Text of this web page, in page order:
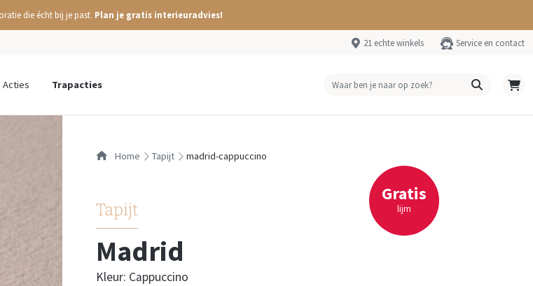
die écht bij je past. Plan je gratis interieuradvies!
21 echte winkels Service en contact
Acties Trapacties
Home tapijt madrid-cappuccino
Tapijt
Madrid
Kleur: Cappuccino
Gratis
lijm